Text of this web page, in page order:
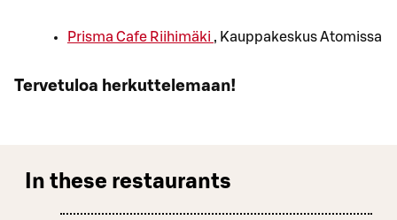
Prisma Cafe Riihimäki , Kauppakeskus Atomissa
Tervetuloa herkuttelemaan!
In these restaurants